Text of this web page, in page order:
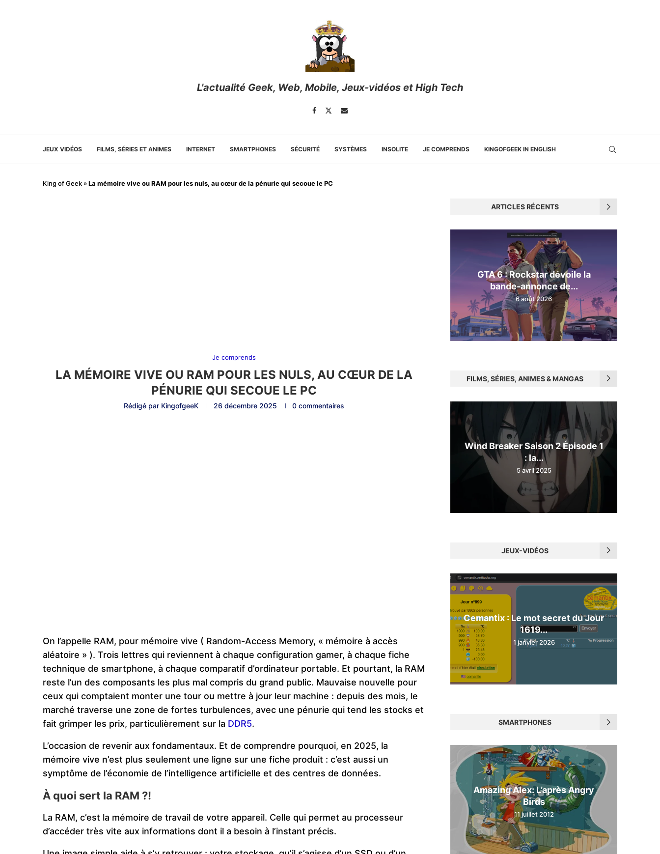
L'actualité Geek, Web, Mobile, Jeux-vidéos et High Tech
JEUX VIDÉOS FILMS, SÉRIES ET ANIMES INTERNET SMARTPHONES SÉCURITÉ SYSTÈMES INSOLITE JE COMPRENDS KINGOFGEEK IN ENGLISH
King of Geek »La mémoire vive ou RAM pour les nuls, au cœur de la pénurie qui secoue le PC
Je comprends
LA MÉMOIRE VIVE OU RAM POUR LES NULS, AU CŒUR DE LA
PÉNURIE QUI SECOUE LE PC
Rédigé par KingofgeeK 26 décembre 2025 0 commentaires
On l’appelle RAM, pour mémoire vive ( Random-Access Memory, « mémoire à accès
aléatoire » ). Trois lettres qui reviennent à chaque configuration gamer, à chaque fiche
technique de smartphone, à chaque comparatif d’ordinateur portable. Et pourtant, la RAM
reste l’un des composants les plus mal compris du grand public. Mauvaise nouvelle pour
ceux qui comptaient monter une tour ou mettre à jour leur machine : depuis des mois, le
marché traverse une zone de fortes turbulences, avec une pénurie qui tend les stocks et
fait grimper les prix, particulièrement sur la DDR5.
L’occasion de revenir aux fondamentaux. Et de comprendre pourquoi, en 2025, la
mémoire vive n’est plus seulement une ligne sur une fiche produit : c’est aussi un
symptôme de l’économie de l’intelligence artificielle et des centres de données.
À quoi sert la RAM ?!
La RAM, c’est la mémoire de travail de votre appareil. Celle qui permet au processeur
d’accéder très vite aux informations dont il a besoin à l’instant précis.
ARTICLES RÉCENTS
GTA 6 : Rockstar dévoile la
bande-annonce de...
6 août 2026
FILMS, SÉRIES, ANIMES & MANGAS
Wind Breaker Saison 2 Épisode 1
: la...
5 avril 2025
JEUX-VIDÉOS
Cemantix : Le mot secret du Jour
1619...
1 janvier 2026
SMARTPHONES
Amazing Alex: L’après Angry
Birds
11 juillet 2012